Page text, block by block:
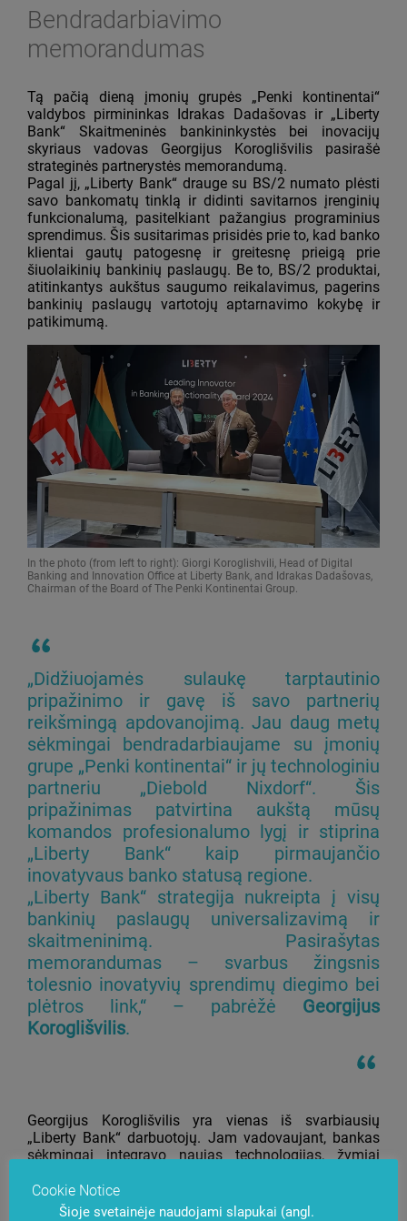
Bendradarbiavimo
memorandumas
Tą pačią dieną įmonių grupės „Penki kontinentai“
valdybos pirmininkas Idrakas Dadašovas ir „Liberty
Bank“ Skaitmeninės bankininkystės bei inovacijų
skyriaus vadovas Georgijus Koroglišvilis pasirašė
strateginės partnerystės memorandumą.
Pagal jį, „Liberty Bank“ drauge su BS/2 numato plėsti
savo bankomatų tinklą ir didinti savitarnos įrenginių
funkcionalumą, pasitelkiant pažangius programinius
sprendimus. Šis susitarimas prisidės prie to, kad banko
klientai gautų patogesnę ir greitesnę prieigą prie
šiuolaikinių bankinių paslaugų. Be to, BS/2 produktai,
atitinkantys aukštus saugumo reikalavimus, pagerins
bankinių paslaugų vartotojų aptarnavimo kokybę ir
patikimumą.
In the photo (from left to right): Giorgi Koroglishvili, Head of Digital
Banking and Innovation Office at Liberty Bank, and Idrakas Dadašovas,
Chairman of the Board of The Penki Kontinentai Group.
„Didžiuojamės sulaukę tarptautinio
pripažinimo ir gavę iš savo partnerių
reikšmingą apdovanojimą. Jau daug metų
sėkmingai bendradarbiaujame su įmonių
grupe „Penki kontinentai“ ir jų technologiniu
partneriu „Diebold Nixdorf“. Šis
pripažinimas patvirtina aukštą mūsų
komandos profesionalumo lygį ir stiprina
„Liberty Bank“ kaip pirmaujančio
inovatyvaus banko statusą regione.
„Liberty Bank“ strategija nukreipta į visų
bankinių paslaugų universalizavimą ir
skaitmeninimą. Pasirašytas
memorandumas – svarbus žingsnis
tolesnio inovatyvių sprendimų diegimo bei
plėtros link,“ – pabrėžė Georgijus
Koroglišvilis.
Georgijus Koroglišvilis yra vienas iš svarbiausių
„Liberty Bank“ darbuotojų. Jam vadovaujant, bankas
sėkmingai integravo naujas technologijas, žymiai
mokėjimo sistemų valdymo efektyvumą.
Cookie Notice
Šioje svetainėje naudojami slapukai (angl.